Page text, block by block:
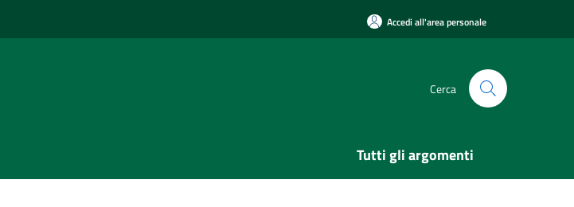
Accedi all'area personale
Cerca
Tutti gli argomenti